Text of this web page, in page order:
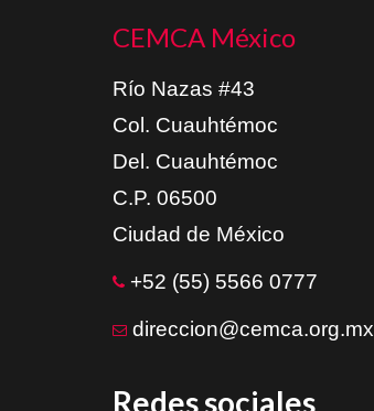
CEMCA México
Río Nazas #43
Col. Cuauhtémoc
Del. Cuauhtémoc
C.P. 06500
Ciudad de México
+52 (55) 5566 0777
direccion@cemca.org.mx
Redes sociales